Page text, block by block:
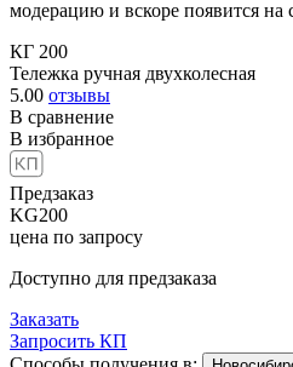
модерацию и вскоре появится
КГ 200
Тележка ручная двухколесная
5.00 отзывы
В сравнение
В избранное
Предзаказ
KG200
цена по запросу
Доступно для предзаказа
Заказать
Запросить КП